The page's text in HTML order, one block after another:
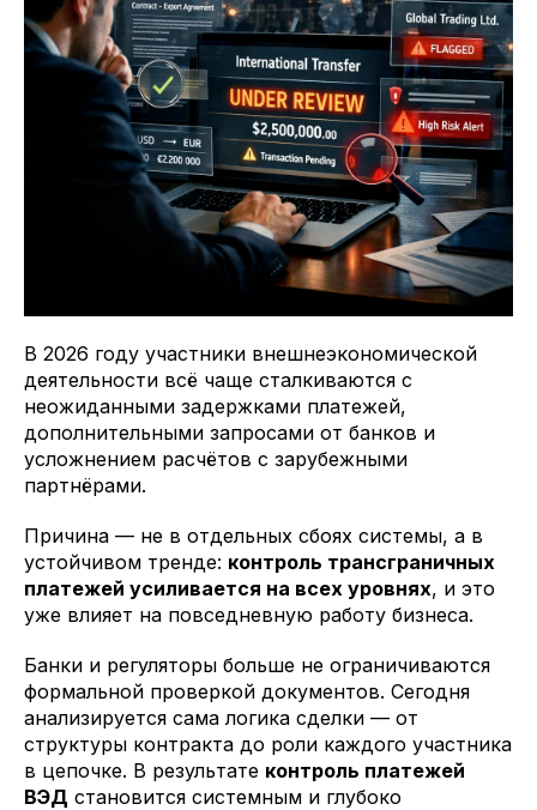
В 2026 году участники внешнеэкономической
деятельности всё чаще сталкиваются с
неожиданными задержками платежей,
дополнительными запросами от банков и
усложнением расчётов с зарубежными
партнёрами.
Причина — не в отдельных сбоях системы, а в
устойчивом тренде: контроль трансграничных
платежей усиливается на всех уровнях, и это
уже влияет на повседневную работу бизнеса.
Банки и регуляторы больше не ограничиваются
формальной проверкой документов. Сегодня
анализируется сама логика сделки — от
структуры контракта до роли каждого участника
в цепочке. В результате контроль платежей
ВЭД становится системным и глубоко